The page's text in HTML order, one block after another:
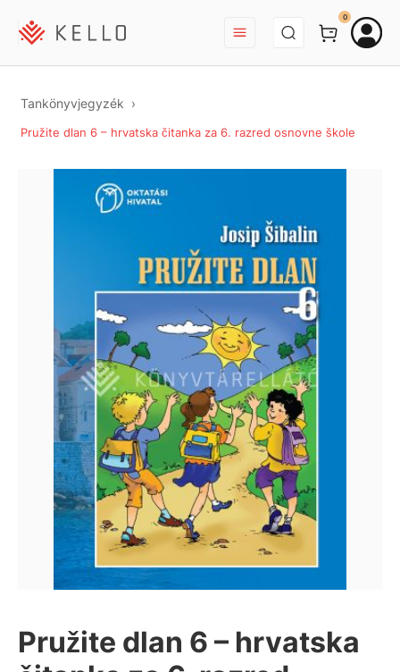
BEJELENTKEZÉS
0
Tankönyvjegyzék
Pružite dlan 6 – hrvatska čitanka za 6. razred osnovne škole
Pružite dlan 6 – hrvatska